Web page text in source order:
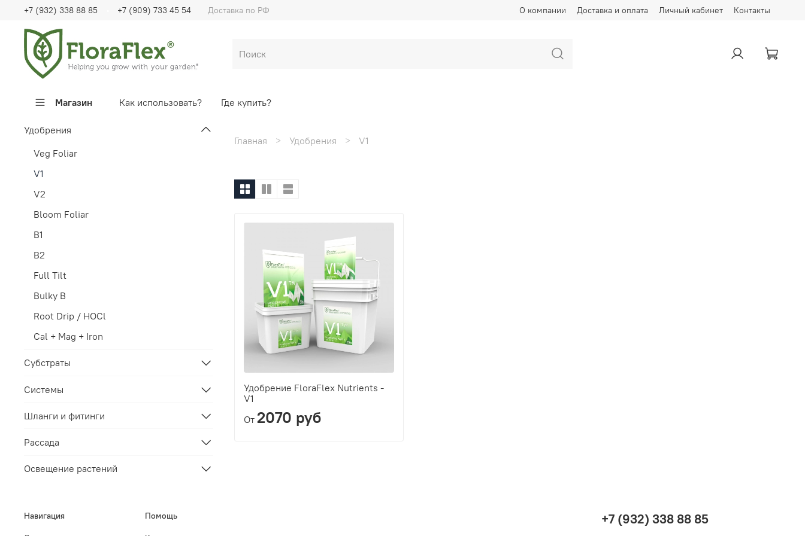
О компании Доставка и оплата Личный кабинет Контакты
+7 (932) 338 88 85 +7 (909) 733 45 54 Доставка по РФ
Магазин Как использовать? Где купить?
Главная Удобрения V1
Удобрение FloraFlex Nutrients -
V1
От 2070 руб
Удобрения
Veg Foliar
V1
V2
Bloom Foliar
B1
B2
Full Tilt
Bulky B
Root Drip / HOCl
Cal + Mag + Iron
Субстраты
Системы
Шланги и фитинги
Рассада
Освещение растений
Навигация Помощь +7 (932) 338 88 85